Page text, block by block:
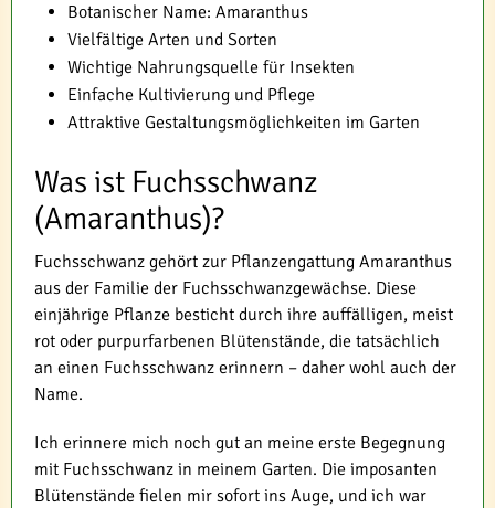
Botanischer Name: Amaranthus
Vielfältige Arten und Sorten
Wichtige Nahrungsquelle für Insekten
Einfache Kultivierung und Pflege
Attraktive Gestaltungsmöglichkeiten im Garten
Was ist Fuchsschwanz
(Amaranthus)?
Fuchsschwanz gehört zur Pflanzengattung Amaranthus
aus der Familie der Fuchsschwanzgewächse. Diese
einjährige Pflanze besticht durch ihre auffälligen, meist
rot oder purpurfarbenen Blütenstände, die tatsächlich
an einen Fuchsschwanz erinnern – daher wohl auch der
Name.
Ich erinnere mich noch gut an meine erste Begegnung
mit Fuchsschwanz in meinem Garten. Die imposanten
Blütenstände fielen mir sofort ins Auge, und ich war